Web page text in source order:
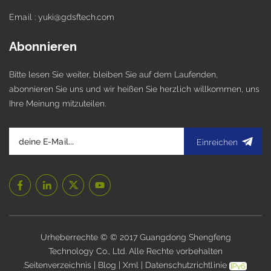
Email : yuki@gdsftech.com
Abonnieren
Bitte lesen Sie weiter, bleiben Sie auf dem Laufenden,
abonnieren Sie uns und wir heißen Sie herzlich willkommen, uns
Ihre Meinung mitzuteilen.
Einreichen
Urheberrechte © © 2017 Guangdong Shengfeng
Technology Co., Ltd. Alle Rechte vorbehalten
.Seitenverzeichnis Blog Xml| Datenschutzrichtlinie